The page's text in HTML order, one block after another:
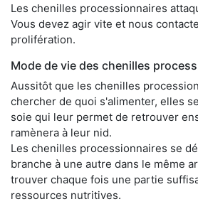
Les chenilles processionnaires
Vous devez agir vite et nous
prolifération.
Mode de vie des chenilles
Aussitôt que les chenilles
chercher de quoi s'alimenter, elles
soie qui leur permet de retrouver
ramènera à leur nid.
Les chenilles processionnaires se
branche à une autre dans le même
trouver chaque fois une partie
ressources nutritives.